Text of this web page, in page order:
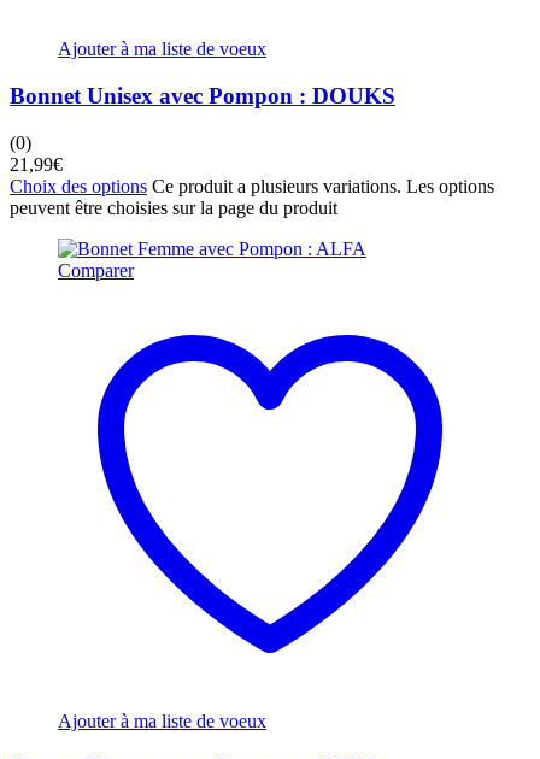
Ajouter à ma liste de voeux
Bonnet Unisex avec Pompon : DOUKS
(0)
21,99€
Choix des options Ce produit a plusieurs variations. Les options
peuvent être choisies sur la page du produit
Comparer
Ajouter à ma liste de voeux